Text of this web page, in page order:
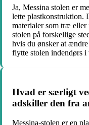
Ja, Messina stolen er
lette plastkonstruktion.
materialer som træ eller
stolen på forskellige
hvis du ønsker at
flytte stolen indendørs i
Hvad er særligt
adskiller den fra
Messina-stolen er en